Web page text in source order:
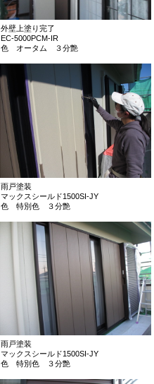
外壁上塗り完了
EC-5000PCM-IR
色 オータム ３分艶
雨戸塗装
マックスシールド1500SI-JY
色 特別色 ３分艶
雨戸塗装
マックスシールド1500SI-JY
色 特別色 ３分艶